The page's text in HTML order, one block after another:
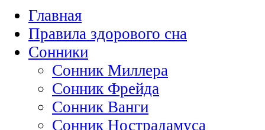
Главная
Правила здорового сна
Сонники
Сонник Миллера
Сонник Фрейда
Сонник Ванги
Сонник Нострадамуса